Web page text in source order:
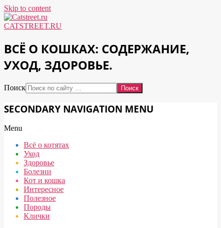
Skip to content
CATSTREET.RU
ВСЁ О КОШКАХ: СОДЕРЖАНИЕ,
УХОД, ЗДОРОВЬЕ.
Поиск
SECONDARY NAVIGATION MENU
Menu
Всё о котятах
Уход
Здоровье
Болезни
Кот и кошка
Интересное
Полезное
Породы
Клички